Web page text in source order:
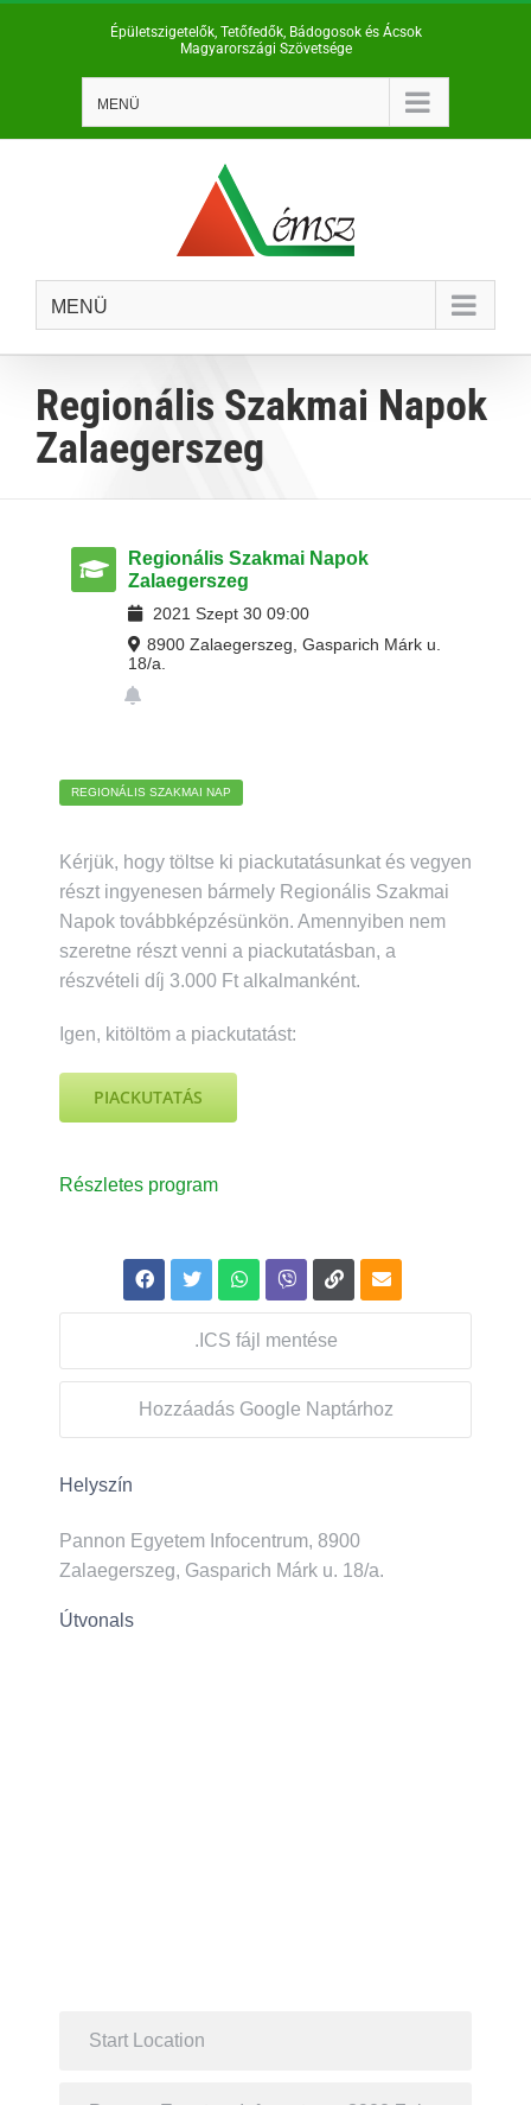
Épületszigetelők, Tetőfedők, Bádogosok és Ácsok
Magyarországi Szövetsége
MENÜ
MENÜ
Regionális Szakmai Napok
Zalaegerszeg
Regionális Szakmai Napok
Zalaegerszeg
2021 Szept 30 09:00
8900 Zalaegerszeg, Gasparich Márk u.
18/a.
REGIONÁLIS SZAKMAI NAP
Kérjük, hogy töltse ki piackutatásunkat és vegyen
részt ingyenesen bármely Regionális Szakmai
Napok továbbképzésünkön. Amennyiben nem
szeretne részt venni a piackutatásban, a
részvételi díj 3.000 Ft alkalmanként.
Igen, kitöltöm a piackutatást:
PIACKUTATÁS
Részletes program
.ICS fájl mentése
Hozzáadás Google Naptárhoz
Helyszín
Pannon Egyetem Infocentrum, 8900
Zalaegerszeg, Gasparich Márk u. 18/a.
Útvonals